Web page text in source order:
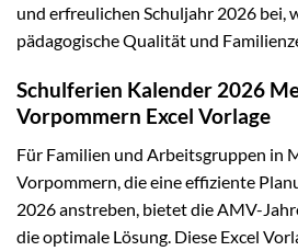
und erfreulichen Schuljahr 2026 bei,
pädagogische Qualität und
Schulferien Kalender 2026
Vorpommern Excel Vorlage
Für Familien und Arbeitsgruppen in
Vorpommern, die eine effiziente
2026 anstreben, bietet die AMV-
die optimale Lösung. Diese Excel